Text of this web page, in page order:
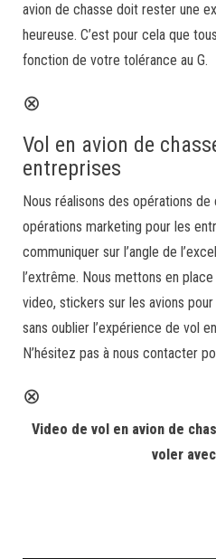
avion de chasse doit rester une
heureuse. C’est pour cela que
fonction de votre tolérance au G.
⊗
Vol en avion de
entreprises
Nous réalisons des opérations
opérations marketing pour les
communiquer sur l’angle de
l’extrême. Nous mettons en
video, stickers sur les avions
sans oublier l’expérience de vol
N’hésitez pas à nous contacter
⊗
Video de vol en avion de
voler